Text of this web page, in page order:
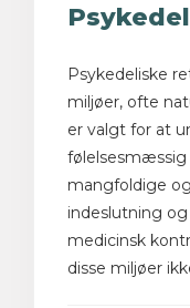
Psykedeliske
miljøer, ofte
er valgt for at
følelsesmæssig
mangfoldige
indeslutning
medicinsk
disse miljøer